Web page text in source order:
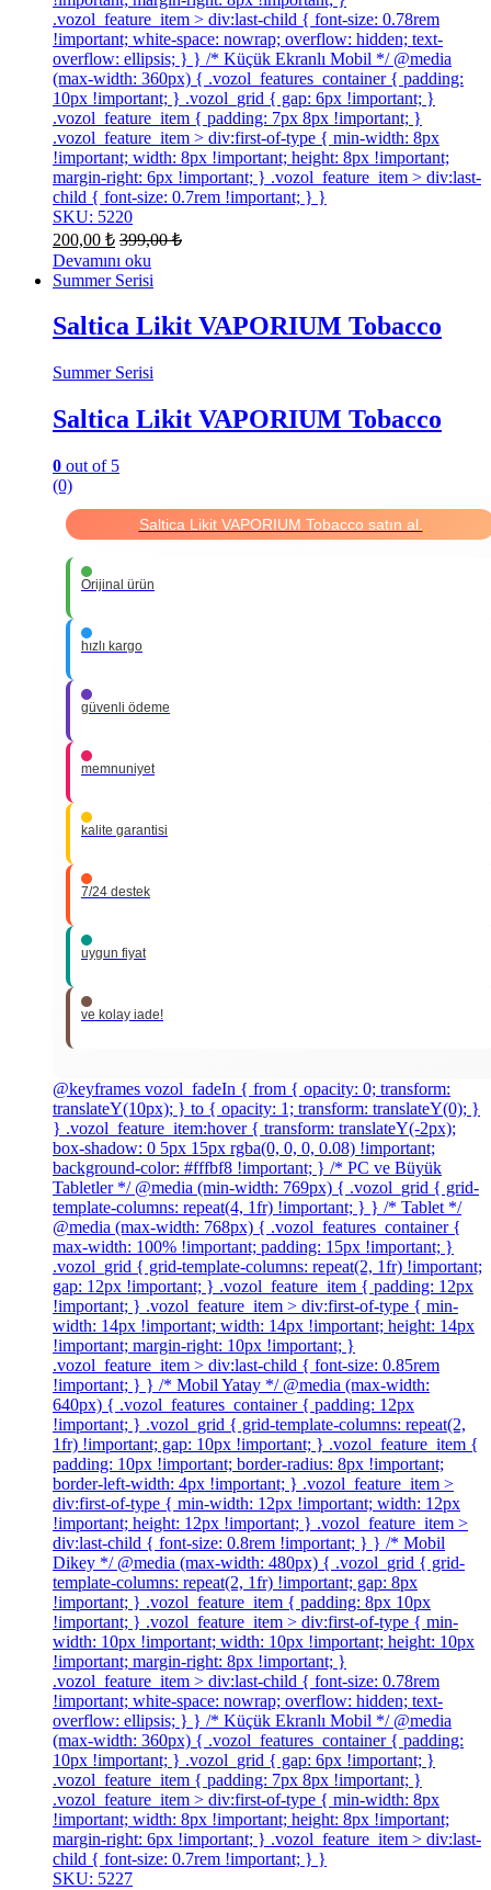
.vozol_feature_item > div:last-child { font-size: 0.78rem
!important; white-space: nowrap; overflow: hidden; text-
overflow: ellipsis; } } /* Küçük Ekranlı Mobil */ @media
(max-width: 360px) { .vozol_features_container { padding:
10px !important; } .vozol_grid { gap: 6px !important; }
.vozol_feature_item { padding: 7px 8px !important; }
.vozol_feature_item > div:first-of-type { min-width: 8px
!important; width: 8px !important; height: 8px !important;
margin-right: 6px !important; } .vozol_feature_item > div:last-
child { font-size: 0.7rem !important; } }
SKU: 5220
200,00 ₺ 399,00₺
Devamını oku
Summer Serisi
Saltica Likit VAPORIUM Tobacco
Summer Serisi
Saltica Likit VAPORIUM Tobacco
0 out of 5
(0)
Saltica Likit VAPORIUM Tobacco satın al.
Orijinal ürün
hızlı kargo
güvenli ödeme
memnuniyet
kalite garantisi
7/24 destek
uygun fiyat
ve kolay iade!
@keyframes vozol_fadeIn { from { opacity: 0; transform:
translateY(10px); } to { opacity: 1; transform: translateY(0); }
} .vozol_feature_item:hover { transform: translateY(-2px);
box-shadow: 0 5px 15px rgba(0, 0, 0, 0.08) !important;
background-color: #fffbf8 !important; } /* PC ve Büyük
Tabletler */ @media (min-width: 769px) { .vozol_grid { grid-
template-columns: repeat(4, 1fr) !important; } } /* Tablet */
@media (max-width: 768px) { .vozol_features_container {
max-width: 100% !important; padding: 15px !important; }
.vozol_grid { grid-template-columns: repeat(2, 1fr) !important;
gap: 12px !important; } .vozol_feature_item { padding: 12px
!important; } .vozol_feature_item > div:first-of-type { min-
width: 14px !important; width: 14px !important; height: 14px
!important; margin-right: 10px !important; }
.vozol_feature_item > div:last-child { font-size: 0.85rem
!important; } } /* Mobil Yatay */ @media (max-width:
640px) { .vozol_features_container { padding: 12px
!important; } .vozol_grid { grid-template-columns: repeat(2,
1fr) !important; gap: 10px !important; } .vozol_feature_item {
padding: 10px !important; border-radius: 8px !important;
border-left-width: 4px !important; } .vozol_feature_item >
div:first-of-type { min-width: 12px !important; width: 12px
!important; height: 12px !important; } .vozol_feature_item >
div:last-child { font-size: 0.8rem !important; } } /* Mobil
Dikey */ @media (max-width: 480px) { .vozol_grid { grid-
template-columns: repeat(2, 1fr) !important; gap: 8px
!important; } .vozol_feature_item { padding: 8px 10px
!important; } .vozol_feature_item > div:first-of-type { min-
width: 10px !important; width: 10px !important; height: 10px
!important; margin-right: 8px !important; }
.vozol_feature_item > div:last-child { font-size: 0.78rem
!important; white-space: nowrap; overflow: hidden; text-
overflow: ellipsis; } } /* Küçük Ekranlı Mobil */ @media
(max-width: 360px) { .vozol_features_container { padding:
10px !important; } .vozol_grid { gap: 6px !important; }
.vozol_feature_item { padding: 7px 8px !important; }
.vozol_feature_item > div:first-of-type { min-width: 8px
!important; width: 8px !important; height: 8px !important;
margin-right: 6px !important; } .vozol_feature_item > div:last-
child { font-size: 0.7rem !important; } }
SKU: 5227